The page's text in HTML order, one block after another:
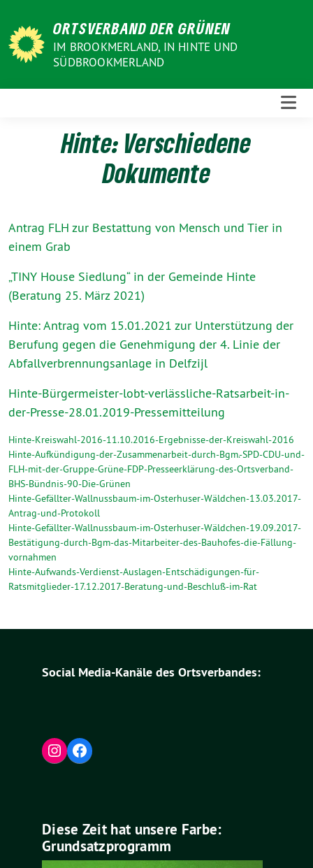
zum
Inhalt
ORTSVERBAND DER GRÜNEN
IM BROOKMERLAND, IN HINTE UND
SÜDBROOKMERLAND
Hinte: Verschiedene
Dokumente
Antrag FLH zur Bestattung von Mensch und Tier in
einem Grab
„TINY House Siedlung“ in der Gemeinde Hinte
(Beratung 25. März 2021)
Hinte: Antrag vom 15.01.2021 zur Unterstützung der
Berufung gegen die Genehmigung der 4. Linie der
Abfallverbrennungsanlage in Delfzijl
Hinte-Bürgermeister-lobt-verlässliche-Ratsarbeit-in-
der-Presse-28.01.2019-Pressemitteilung
Hinte-Kreiswahl-2016-11.10.2016-Ergebnisse-der-Kreiswahl-2016
Hinte-Aufkündigung-der-Zusammenarbeit-durch-Bgm.-SPD-CDU-und-
FLH-mit-der-Gruppe-Grüne-FDP-Presseerklärung-des-Ortsverband-
BHS-Bündnis-90-Die-Grünen
Hinte-Gefällter-Wallnussbaum-im-Osterhuser-Wäldchen-13.03.2017-
Antrag-und-Protokoll
Hinte-Gefällter-Wallnussbaum-im-Osterhuser-Wäldchen-19.09.2017-
Bestätigung-durch-Bgm-das-Mitarbeiter-des-Bauhofes-die-Fällung-
vornahmen
Hinte-Aufwands-Verdienst-Auslagen-Entschädigungen-für-
Ratsmitglieder-17.12.2017-Beratung-und-Beschluß-im-Rat
Social Media-Kanäle des Ortsverbandes:
Instagram
Facebook
Diese Zeit hat unsere Farbe:
Grundsatzprogramm